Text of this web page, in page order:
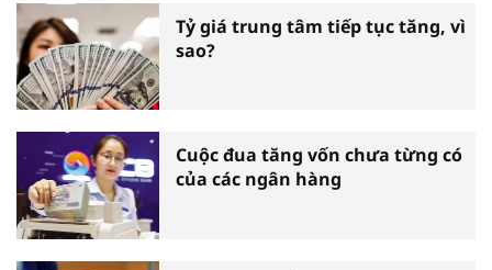
Tỷ giá trung tâm tiếp tục tăng, vì
sao?
Cuộc đua tăng vốn chưa từng có
của các ngân hàng